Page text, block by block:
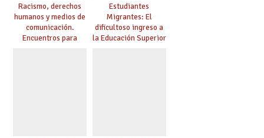
Racismo, derechos
humanos y medios de
comunicación.
Encuentros para
Estudiantes
Migrantes: El
dificultoso ingreso a
la Educación Superior